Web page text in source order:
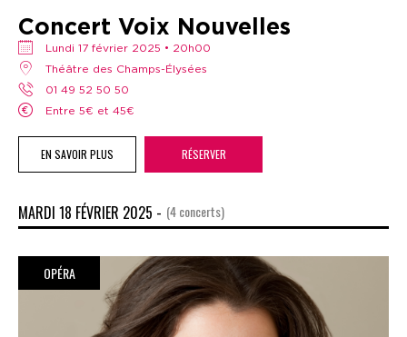
Concert Voix Nouvelles
lundi 17 février 2025 • 20h00
Théâtre des Champs-Élysées
01 49 52 50 50
Entre 5€ et 45€
EN SAVOIR PLUS RÉSERVER
MARDI 18 FÉVRIER 2025 - (4 concerts)
OPÉRA